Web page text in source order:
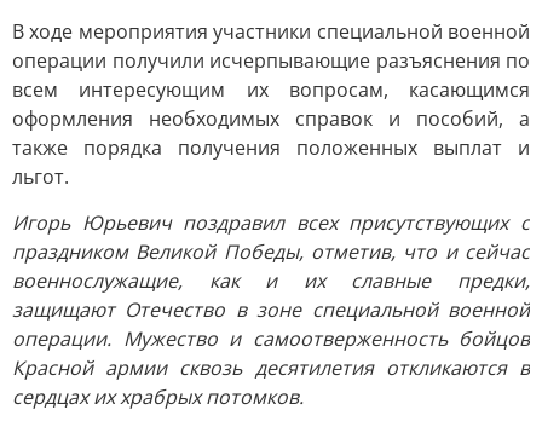
В ходе мероприятия участники специальной военной
операции получили исчерпывающие разъяснения по
всем интересующим их вопросам, касающимся
оформления необходимых справок и пособий, а
также порядка получения положенных выплат и
льгот.
Игорь Юрьевич поздравил всех присутствующих с
праздником Великой Победы, отметив, что и сейчас
военнослужащие, как и их славные предки,
защищают Отечество в зоне специальной военной
операции. Мужество и самоотверженность бойцов
Красной армии сквозь десятилетия откликаются в
сердцах их храбрых потомков.